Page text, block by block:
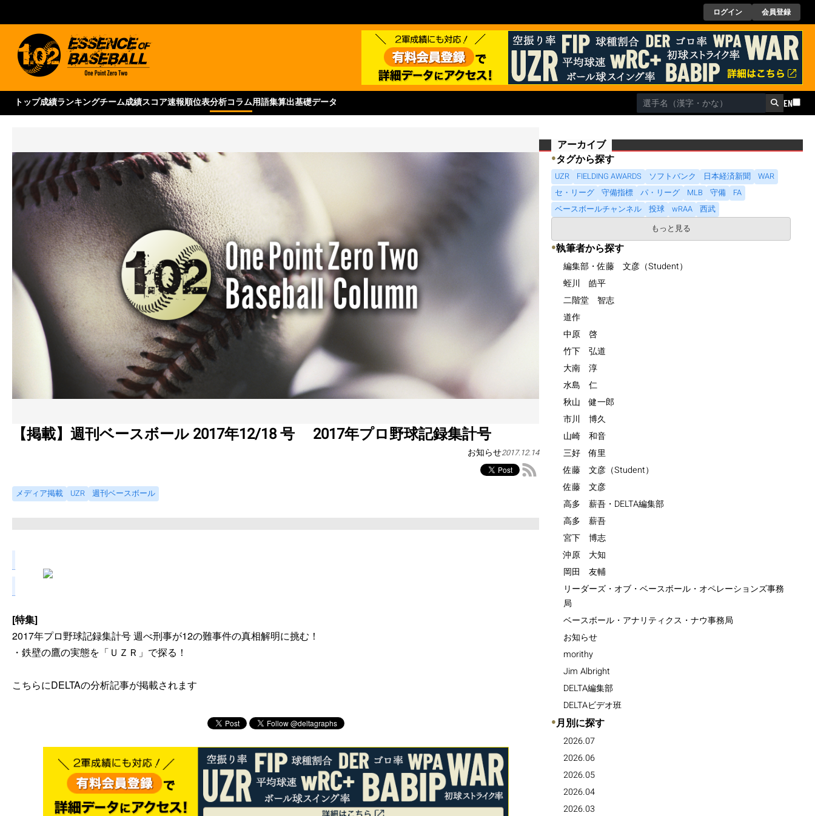
ログイン 会員登録
トップ成績ランキングチーム成績スコア速報順位表分析コラム用語集算出基礎データ EN
【掲載】週刊ベースボール 2017年12/18 号 2017年プロ野球記録集計号
お知らせ2017.12.14
メディア掲載 UZR 週刊ベースボール
[特集]
2017年プロ野球記録集計号 週べ刑事が12の難事件の真相解明に挑む！
・鉄壁の鷹の実態を「ＵＺＲ」で探る！
こちらにDELTAの分析記事が掲載されます
アーカイブ
●タグから探す
UZR FIELDING AWARDS ソフトバンク 日本経済新聞
WAR
セ・リーグ
守備指標 パ・リーグ MLB 守備
FA
ベースボールチャンネル
投球 wRAA
西武
もっと見る
●執筆者から探す
編集部・佐藤 文彦（Student）
蛭川 皓平
二階堂 智志
道作
中原 啓
竹下 弘道
大南 淳
水島 仁
秋山 健一郎
市川 博久
山崎 和音
三好 侑里
佐藤 文彦（Student）
佐藤 文彦
高多 薪吾・DELTA編集部
高多 薪吾
宮下 博志
沖原 大知
岡田 友輔
リーダーズ・オブ・ベースボール・オペレーションズ事務
局
ベースボール・アナリティクス・ナウ事務局
お知らせ
morithy
Jim Albright
DELTA編集部
DELTAビデオ班
●月別に探す
2026.07
2026.06
2026.05
2026.04
2026.03